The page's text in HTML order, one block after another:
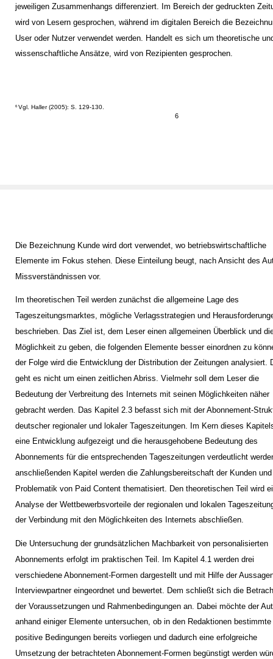
6
jeweiligen Zusammenhangs differenziert. Im Bereich der gedruckten
wird von Lesern gesprochen, während im digitalen Bereich die
User oder Nutzer verwendet werden. Handelt es sich um theoretische
wissenschaftliche Ansätze, wird von Rezipienten gesprochen.
6 Vgl. Haller (2005): S. 129-130.
Die Bezeichnung Kunde wird dort verwendet, wo betriebswirtschaftliche
Elemente im Fokus stehen. Diese Einteilung beugt, nach Ansicht des
Missverständnissen vor.
Im theoretischen Teil werden zunächst die allgemeine Lage des
Tageszeitungsmarktes, mögliche Verlagsstrategien und
beschrieben. Das Ziel ist, dem Leser einen allgemeinen Überblick und
Möglichkeit zu geben, die folgenden Elemente besser einordnen zu
der Folge wird die Entwicklung der Distribution der Zeitungen analysiert.
geht es nicht um einen zeitlichen Abriss. Vielmehr soll dem Leser die
Bedeutung der Verbreitung des Internets mit seinen Möglichkeiten näher
gebracht werden. Das Kapitel 2.3 befasst sich mit der Abonnement-
deutscher regionaler und lokaler Tageszeitungen. Im Kern dieses
eine Entwicklung aufgezeigt und die herausgehobene Bedeutung des
Abonnements für die entsprechenden Tageszeitungen verdeutlicht
anschließenden Kapitel werden die Zahlungsbereitschaft der Kunden
Problematik von Paid Content thematisiert. Den theoretischen Teil wird
Analyse der Wettbewerbsvorteile der regionalen und lokalen
der Verbindung mit den Möglichkeiten des Internets abschließen.
Die Untersuchung der grundsätzlichen Machbarkeit von personalisierten
Abonnements erfolgt im praktischen Teil. Im Kapitel 4.1 werden drei
verschiedene Abonnement-Formen dargestellt und mit Hilfe der
Interviewpartner eingeordnet und bewertet. Dem schließt sich die
der Voraussetzungen und Rahmenbedingungen an. Dabei möchte der
anhand einiger Elemente untersuchen, ob in den Redaktionen bestimmte
positive Bedingungen bereits vorliegen und dadurch eine erfolgreiche
Umsetzung der betrachteten Abonnement-Formen begünstigt werden